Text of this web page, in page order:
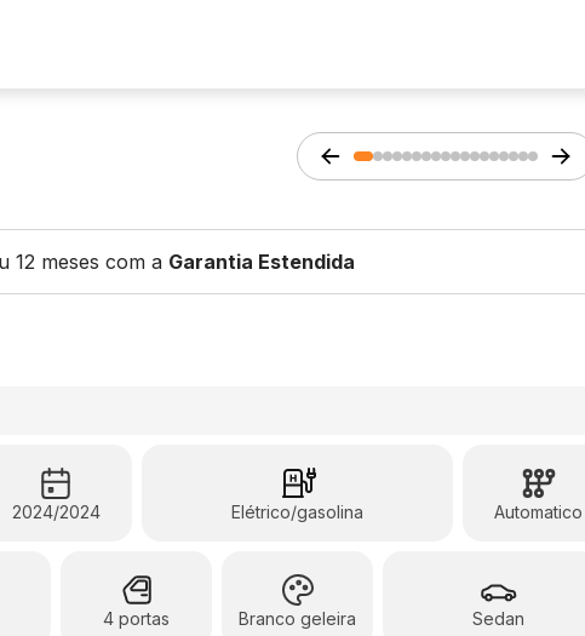
12 meses com a Garantia Estendida
2024/2024 Elétrico/gasolina Automatico
4 portas Branco geleira Sedan